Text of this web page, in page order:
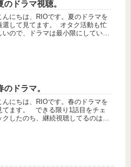
いのーーーーー！ 日本オリンピッ
の時は落下してしまってメダルに...
のドラマ視聴。
んにちは、RIOです。夏のドラマを
選して見てます。 オタク活動も忙
いので、ドラマは最小限にしていま
のドラマ。
んにちは、RIOです。春のドラマを
てます。 できる限り1話目をチェ
クしたのち、継続視聴してるのは以